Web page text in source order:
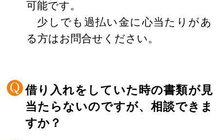
可能です。
少しでも過払い金に心当たりがあ
る方はお問合せください。
借り入れをしていた時の書類が見
当たらないのですが、相談できま
すか？